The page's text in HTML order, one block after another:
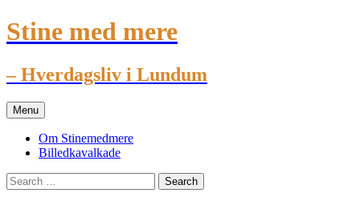
Stine med mere
– Hverdagsliv i Lundum
Menu Skip
to
content
Om Stinemedmere
Billedkavalkade
Search
for: